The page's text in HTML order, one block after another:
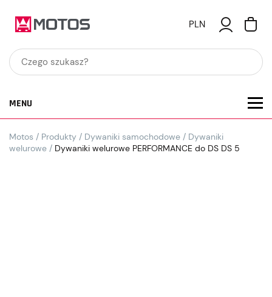
PLN
MENU
Motos / Produkty / Dywaniki samochodowe / Dywaniki
welurowe / Dywaniki welurowe PERFORMANCE do DS DS 5